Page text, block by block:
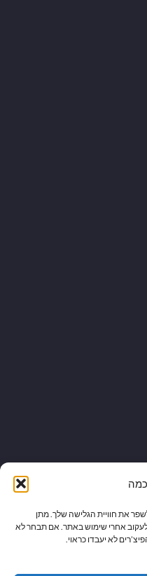
את חוויית הגלישה שלך. מתן
אחרי שימוש באתר. אם תבחר לא
לא יעבדו כראוי.